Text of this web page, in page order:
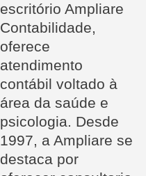
escritório Ampliare
Contabilidade,
oferece
atendimento
contábil voltado à
área da saúde e
psicologia. Desde
1997, a Ampliare se
destaca por